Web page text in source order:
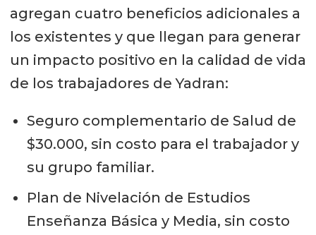
agregan cuatro beneficios adicionales a
los existentes y que llegan para generar
un impacto positivo en la calidad de vida
de los trabajadores de Yadran:
Seguro complementario de Salud de
$30.000, sin costo para el trabajador y
su grupo familiar.
Plan de Nivelación de Estudios
Enseñanza Básica y Media, sin costo